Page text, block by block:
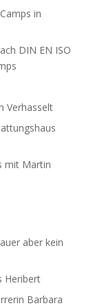
in
DIN EN ISO
Verhasselt
mit Martin
aber kein
Heribert
Barbara